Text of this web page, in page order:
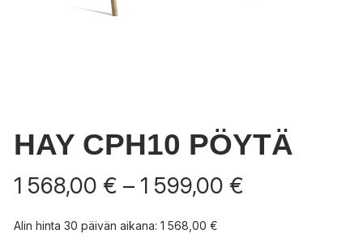
HAY CPH10 PÖYTÄ
1 568,00 € – 1 599,00 €
Alin hinta 30 päivän aikana: 1 568,00 €